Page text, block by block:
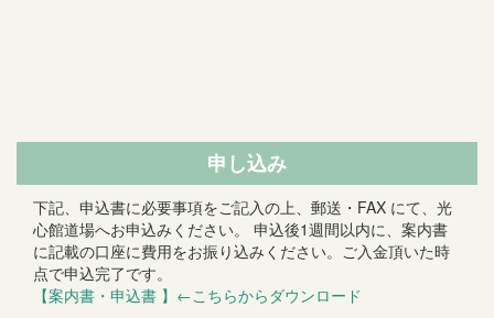
申し込み
下記、申込書に必要事項をご記入の上、郵送・FAX にて、光
心館道場へお申込みください。 申込後1週間以内に、案内書
に記載の口座に費用をお振り込みください。ご入金頂いた時
点で申込完了です。
【案内書・申込書 】←こちらからダウンロード